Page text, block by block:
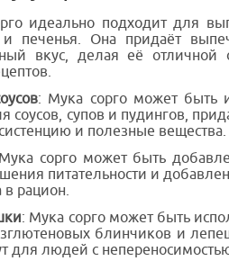
идеально подходит для
печенья. Она придаёт
вкус, делая её отличной
: Мука сорго может быть
соусов, супов и пудингов,
и полезные вещества.
сорго может быть
питательности и
в рацион.
: Мука сорго может быть
блинчиков и
для людей с